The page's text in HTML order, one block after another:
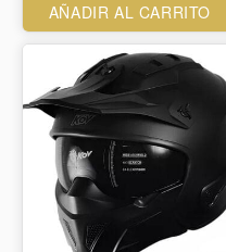
AÑADIR AL CARRITO